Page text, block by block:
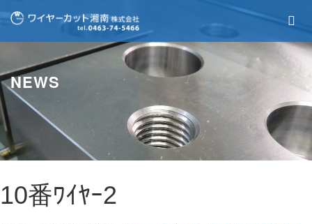
NEWS
10番ﾜｲﾔｰ2